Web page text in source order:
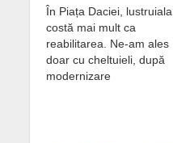
În Piața Daciei, lustruiala
costă mai mult ca
reabilitarea. Ne-am ales
doar cu cheltuieli, după
modernizare